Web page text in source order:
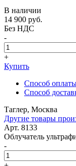
В наличии
14 900 руб.
Без НДС
-
+
Купить
Способ
Способ
Таглер, Москва
Другие товары
Арт. 8133
Облучатель
-